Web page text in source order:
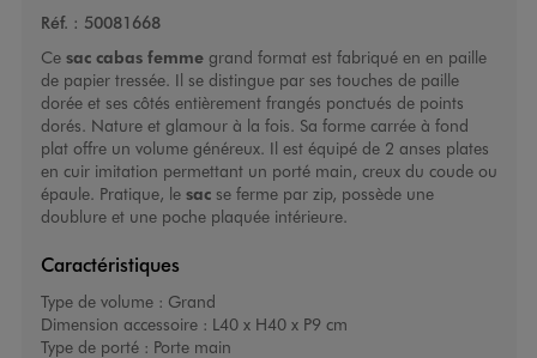
Réf. : 50081668
Ce sac cabas femmegrand format est fabriqué en en paille
de papier tressée. Il se distingue par ses touches de paille
dorée et ses côtés entièrement frangés ponctués de points
dorés. Nature et glamour à la fois. Sa forme carrée à fond
plat offre un volume généreux. Il est équipé de 2 anses plates
en cuir imitation permettant un porté main, creux du coude ou
épaule. Pratique, le sac se ferme par zip, possède une
doublure et une poche plaquée intérieure.
Caractéristiques
Type de volume : Grand
Dimension accessoire : L40 x H40 x P9 cm
Type de porté : Porte main